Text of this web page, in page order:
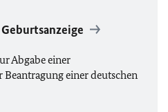
Abgabe einer
einer deutschen